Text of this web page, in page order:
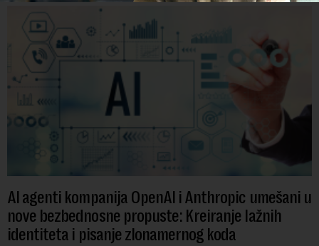
AI agenti kompanija OpenAI i Anthropic umešani u
nove bezbednosne propuste: Kreiranje lažnih
identiteta i pisanje zlonamernog koda